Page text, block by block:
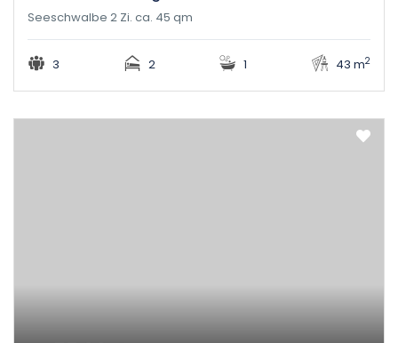
Seeschwalbe 2 Zi. ca. 45 qm
3 2 1 43 m2